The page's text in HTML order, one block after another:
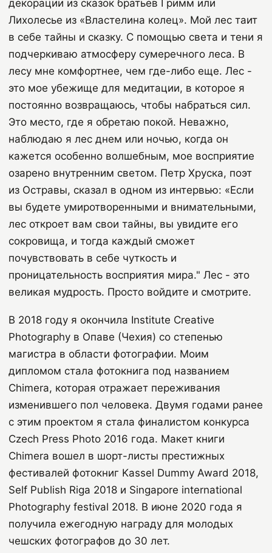
декорации из сказок братьев Гримм или
Лихолесье из «Властелина колец». Мой лес таит
в себе тайны и сказку. С помощью света и тени я
подчеркиваю атмосферу сумеречного леса. В
лесу мне комфортнее, чем где-либо еще. Лес -
это мое убежище для медитации, в которое я
постоянно возвращаюсь, чтобы набраться сил.
Это место, где я обретаю покой. Неважно,
наблюдаю я лес днем ​​или ночью, когда он
кажется особенно волшебным, мое восприятие
озарено внутренним светом. Петр Хруска, поэт
из Остравы, сказал в одном из интервью: «Если
вы будете умиротворенными и внимательными,
лес откроет вам свои тайны, вы увидите его
сокровища, и тогда каждый сможет
почувствовать в себе чуткость и
проницательность восприятия мира." Лес - это
великая мудрость. Просто войдите и смотрите.
В 2018 году я окончила Institute Creative
Photography в Опаве (Чехия) со степенью
магистра в области фотографии. Моим
дипломом стала фотокнига под названием
Chimera, которая отражает переживания
изменившего пол человека. Двумя годами ранее
с этим проектом я стала финалистом конкурса
Czech Press Photo 2016 года. Макет книги
Chimera вошел в шорт-листы престижных
фестивалей фотокниг Kassel Dummy Award 2018,
Self Publish Riga 2018 и Singapore international
Photography festival 2018. В июне 2020 года я
получила ежегодную награду для молодых
чешских фотографов до 30 лет.